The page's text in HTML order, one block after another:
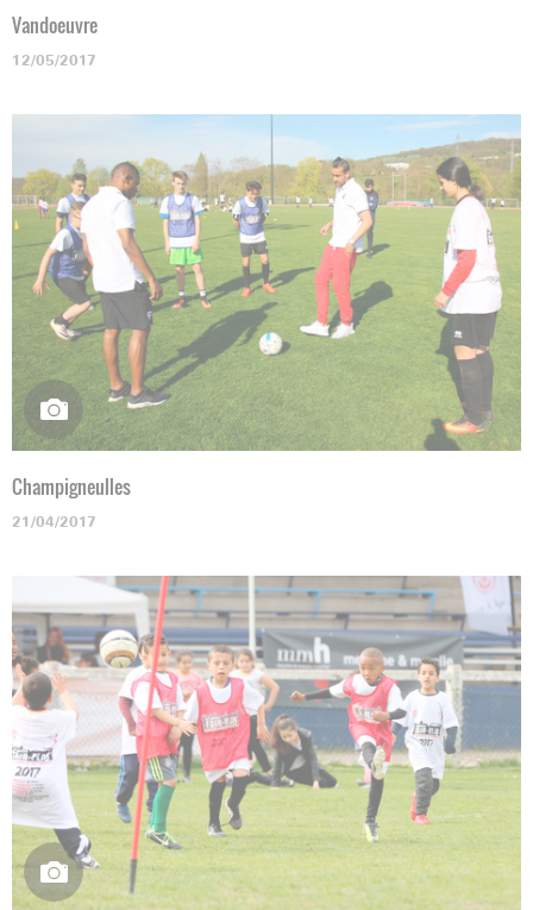
Vandoeuvre
12/05/2017
Champigneulles
21/04/2017